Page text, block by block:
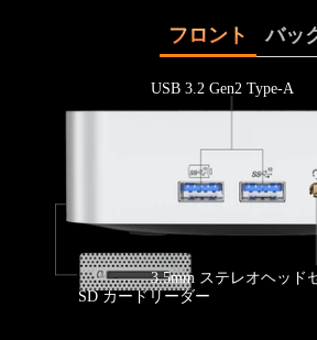
フロント バッ
USB 3.2 Gen2 Type-A
SD カードリーダー
3.5mm ステレオヘッド